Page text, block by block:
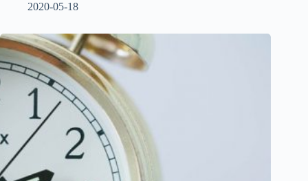
2020-05-18